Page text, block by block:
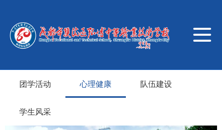
导
航
换
团学活动
心理健康 队伍建设
学生风采